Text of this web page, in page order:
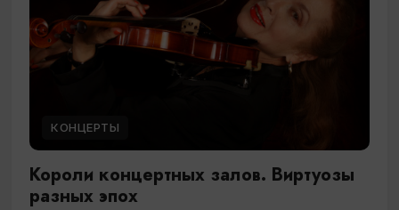
КОНЦЕРТЫ
Короли концертных залов. Виртуозы
разных эпох